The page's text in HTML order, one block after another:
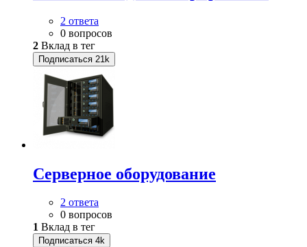
2 ответа
0 вопросов
2 Вклад в тег
Подписаться 21k
Серверное оборудование
2 ответа
0 вопросов
1 Вклад в тег
Подписаться 4k